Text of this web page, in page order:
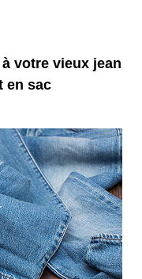
votre vieux jean
en sac